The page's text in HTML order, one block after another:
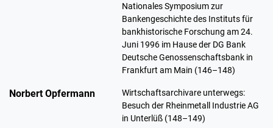
Nationales Symposium zur
Bankengeschichte des Instituts für
bankhistorische Forschung am 24.
Juni 1996 im Hause der DG Bank
Deutsche Genossenschaftsbank in
Frankfurt am Main (146–148)
Norbert Opfermann
Wirtschaftsarchivare unterwegs:
Besuch der Rheinmetall Industrie AG
in Unterlüß (148–149)